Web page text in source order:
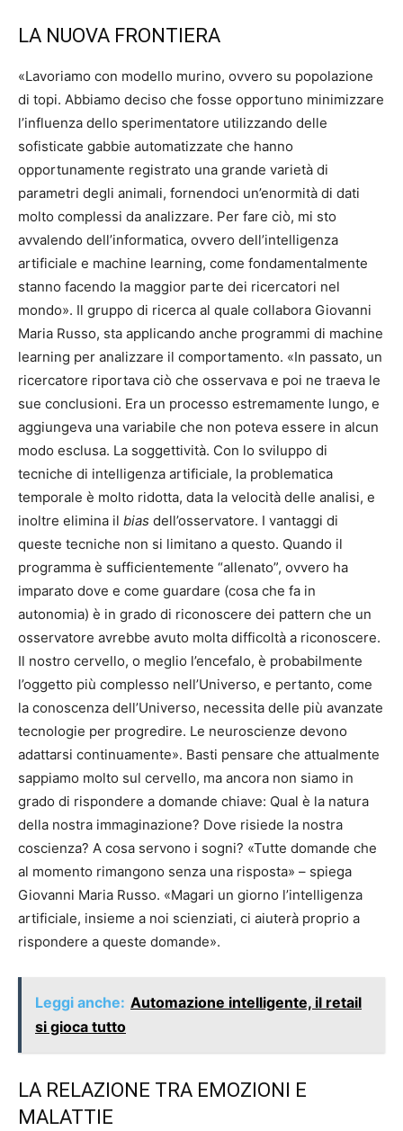
LA NUOVA FRONTIERA
«Lavoriamo con modello murino, ovvero su popolazione
di topi. Abbiamo deciso che fosse opportuno minimizzare
l’influenza dello sperimentatore utilizzando delle
sofisticate gabbie automatizzate che hanno
opportunamente registrato una grande varietà di
parametri degli animali, fornendoci un’enormità di dati
molto complessi da analizzare. Per fare ciò, mi sto
avvalendo dell’informatica, ovvero dell’intelligenza
artificiale e machine learning, come fondamentalmente
stanno facendo la maggior parte dei ricercatori nel
mondo». Il gruppo di ricerca al quale collabora Giovanni
Maria Russo, sta applicando anche programmi di machine
learning per analizzare il comportamento. «In passato, un
ricercatore riportava ciò che osservava e poi ne traeva le
sue conclusioni. Era un processo estremamente lungo, e
aggiungeva una variabile che non poteva essere in alcun
modo esclusa. La soggettività. Con lo sviluppo di
tecniche di intelligenza artificiale, la problematica
temporale è molto ridotta, data la velocità delle analisi, e
inoltre elimina il bias dell’osservatore. I vantaggi di
queste tecniche non si limitano a questo. Quando il
programma è sufficientemente “allenato”, ovvero ha
imparato dove e come guardare (cosa che fa in
autonomia) è in grado di riconoscere dei pattern che un
osservatore avrebbe avuto molta difficoltà a riconoscere.
Il nostro cervello, o meglio l’encefalo, è probabilmente
l’oggetto più complesso nell’Universo, e pertanto, come
la conoscenza dell’Universo, necessita delle più avanzate
tecnologie per progredire. Le neuroscienze devono
adattarsi continuamente». Basti pensare che attualmente
sappiamo molto sul cervello, ma ancora non siamo in
grado di rispondere a domande chiave: Qual è la natura
della nostra immaginazione? Dove risiede la nostra
coscienza? A cosa servono i sogni? «Tutte domande che
al momento rimangono senza una risposta» – spiega
Giovanni Maria Russo. «Magari un giorno l’intelligenza
artificiale, insieme a noi scienziati, ci aiuterà proprio a
rispondere a queste domande».
Leggi anche: Automazione intelligente, il retail
si gioca tutto
LA RELAZIONE TRA EMOZIONI E
MALATTIE